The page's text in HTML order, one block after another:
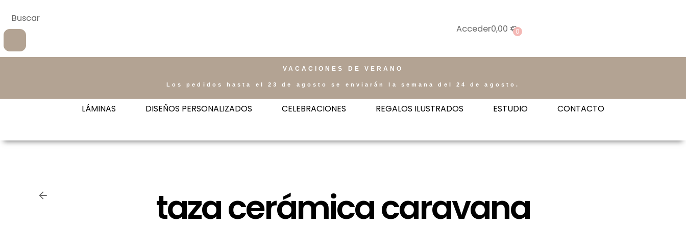
Acceder0,00 €0
VACACIONES DE VERANO
Los pedidos hasta el 23 de agosto se enviarán la semana del 24 de agosto.
LÁMINAS DISEÑOS PERSONALIZADOS CELEBRACIONES REGALOS ILUSTRADOS ESTUDIO CONTACTO
taza cerámica caravana